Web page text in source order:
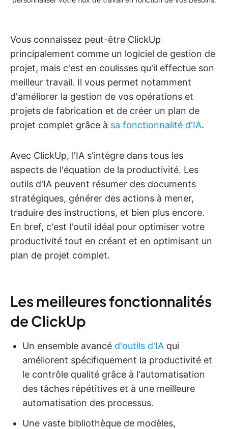
Vous connaissez peut-être ClickUp
principalement comme un logiciel de gestion de
projet, mais c'est en coulisses qu'il effectue son
meilleur travail. Il vous permet notamment
d'améliorer la gestion de vos opérations et
projets de fabrication et de créer un plan de
projet complet grâce à sa fonctionnalité d'IA.
Avec ClickUp, l'IA s'intègre dans tous les
aspects de l'équation de la productivité. Les
outils d'IA peuvent résumer des documents
stratégiques, générer des actions à mener,
traduire des instructions, et bien plus encore.
En bref, c'est l'outil idéal pour optimiser votre
productivité tout en créant et en optimisant un
plan de projet complet.
Les meilleures fonctionnalités
de ClickUp
Un ensemble avancé d'outils d'IA qui
améliorent spécifiquement la productivité et
le contrôle qualité grâce à l'automatisation
des tâches répétitives et à une meilleure
automatisation des processus.
Une vaste bibliothèque de modèles,